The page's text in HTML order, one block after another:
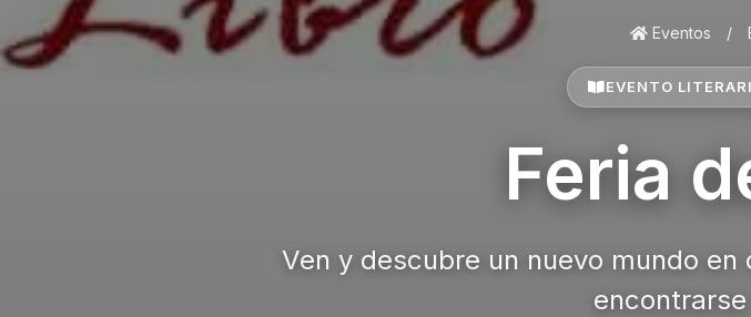
Eventos /
EVENTO
Feria
Ven y descubre un nuevo mundo